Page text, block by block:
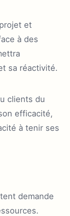
et
à des
sa réactivité.
clients du
efficacité,
à tenir ses
demande